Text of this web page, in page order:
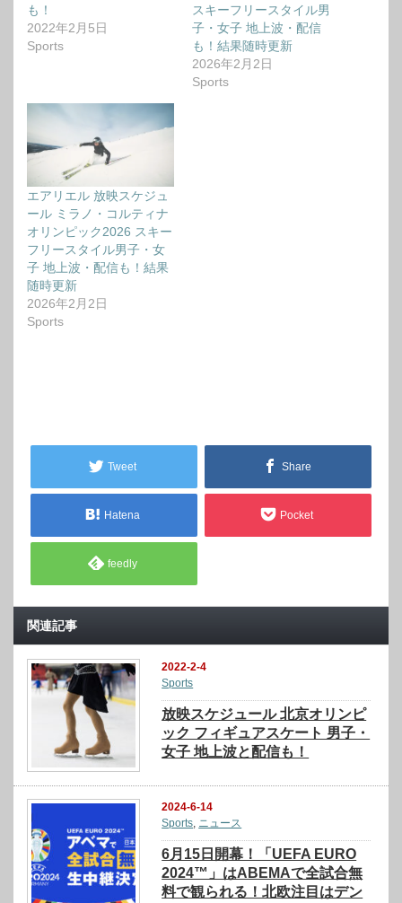
も！
2022年2月5日
Sports
スキーフリースタイル男
子・女子 地上波・配信
も！結果随時更新
2026年2月2日
Sports
エアリエル 放映スケジュ
ール ミラノ・コルティナ
オリンピック2026 スキー
フリースタイル男子・女
子 地上波・配信も！結果
随時更新
2026年2月2日
Sports
Tweet Share
Hatena Pocket
feedly
関連記事
2022-2-4
Sports
放映スケジュール 北京オリンピ
ック フィギュアスケート 男子・
女子 地上波と配信も！
2024-6-14
Sports, ニュース
6月15日開幕！「UEFA EURO
2024™」はABEMAで全試合無
料で観られる！北欧注目はデン